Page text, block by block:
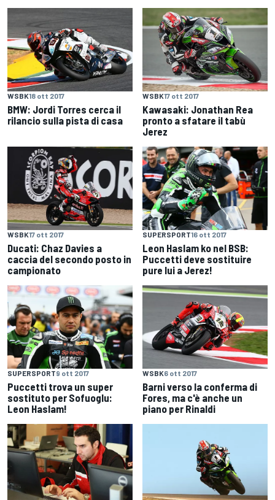
WSBK18 ott 2017
BMW: Jordi Torres cerca il
rilancio sulla pista di casa
WSBK17 ott 2017
Kawasaki: Jonathan Rea
pronto a sfatare il tabù
Jerez
WSBK17 ott 2017
Ducati: Chaz Davies a
caccia del secondo posto in
campionato
SUPERSPORT16 ott 2017
Leon Haslam ko nel BSB:
Puccetti deve sostituire
pure lui a Jerez!
SUPERSPORT9 ott 2017
Puccetti trova un super
sostituto per Sofuoglu:
Leon Haslam!
WSBK6 ott 2017
Barni verso la conferma di
Fores, ma c'è anche un
piano per Rinaldi